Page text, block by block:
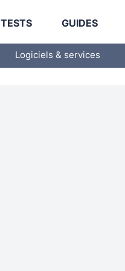
TESTS GUIDES
Logiciels & services